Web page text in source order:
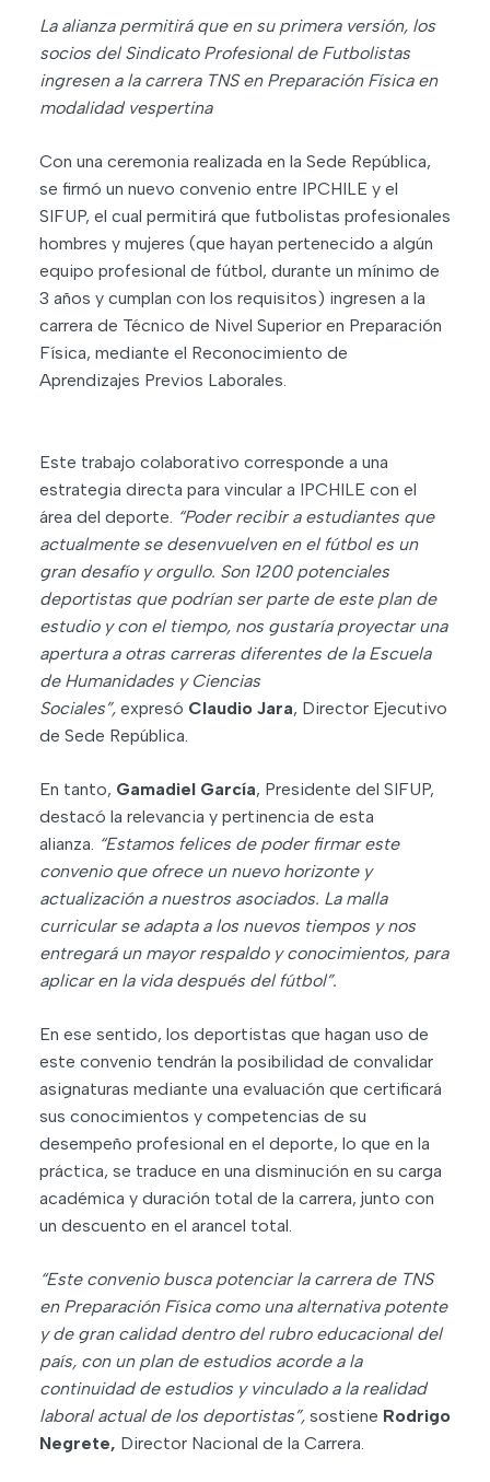
La alianza permitirá que en su primera versión, los
socios del Sindicato Profesional de Futbolistas
ingresen a la carrera TNS en Preparación Física en
modalidad vespertina
Con una ceremonia realizada en la Sede República,
se firmó un nuevo convenio entre IPCHILE y el
SIFUP, el cual permitirá que futbolistas profesionales
hombres y mujeres (que hayan pertenecido a algún
equipo profesional de fútbol, durante un mínimo de
3 años y cumplan con los requisitos) ingresen a la
carrera de Técnico de Nivel Superior en Preparación
Física, mediante el Reconocimiento de
Aprendizajes Previos Laborales.
Este trabajo colaborativo corresponde a una
estrategia directa para vincular a IPCHILE con el
área del deporte. “Poder recibir a estudiantes que
actualmente se desenvuelven en el fútbol es un
gran desafío y orgullo. Son 1200 potenciales
deportistas que podrían ser parte de este plan de
estudio y con el tiempo, nos gustaría proyectar una
apertura a otras carreras diferentes de la Escuela
de Humanidades y Ciencias
Sociales”, expresó Claudio Jara, Director Ejecutivo
de Sede República.
En tanto, Gamadiel García, Presidente del SIFUP,
destacó la relevancia y pertinencia de esta
alianza. “Estamos felices de poder firmar este
convenio que ofrece un nuevo horizonte y
actualización a nuestros asociados. La malla
curricular se adapta a los nuevos tiempos y nos
entregará un mayor respaldo y conocimientos, para
aplicar en la vida después del fútbol”.
En ese sentido, los deportistas que hagan uso de
este convenio tendrán la posibilidad de convalidar
asignaturas mediante una evaluación que certificará
sus conocimientos y competencias de su
desempeño profesional en el deporte, lo que en la
práctica, se traduce en una disminución en su carga
académica y duración total de la carrera, junto con
un descuento en el arancel total.
“Este convenio busca potenciar la carrera de TNS
en Preparación Física como una alternativa potente
y de gran calidad dentro del rubro educacional del
país, con un plan de estudios acorde a la
continuidad de estudios y vinculado a la realidad
laboral actual de los deportistas”, sostiene Rodrigo
Negrete, Director Nacional de la Carrera.